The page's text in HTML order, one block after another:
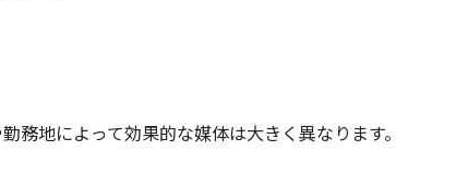
務地によって効果的な媒体は大きく異なります。